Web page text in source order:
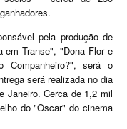
pela produção de
em Transe", "Dona Flor e
será o
será realizada no dia
Janeiro. Cerca de 1,2 mil
do "Oscar" do cinema